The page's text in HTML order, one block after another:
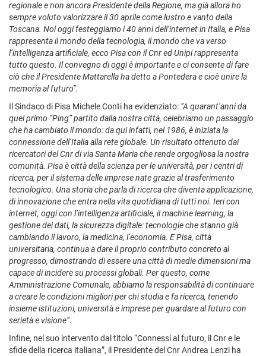
regionale e non ancora Presidente della Regione, ma già allora ho
sempre voluto valorizzare il 30 aprile come lustro e vanto della
Toscana. Noi oggi festeggiamo i 40 anni dell’internet in Italia, e Pisa
rappresenta il mondo della tecnologia, il mondo che va verso
l’intelligenza artificiale, ecco Pisa con il Cnr ed Unipi rappresenta
tutto questo. Il convegno di oggi è importante e ci consente di fare
ciò che il Presidente Mattarella ha detto a Pontedera e cioè unire la
memoria al futuro”.
Il Sindaco di Pisa Michele Conti ha evidenziato: “A quarant’anni da
quel primo “Ping” partito dalla nostra città, celebriamo un passaggio
che ha cambiato il mondo: da qui infatti, nel 1986, è iniziata la
connessione dell’Italia alla rete globale. Un risultato ottenuto dai
ricercatori del Cnr di via Santa Maria che rende orgogliosa la nostra
comunità. Pisa è città della scienza per le università, per i centri di
ricerca, per il sistema delle imprese nate grazie al trasferimento
tecnologico. Una storia che parla di ricerca che diventa applicazione,
di innovazione che entra nella vita quotidiana di tutti noi. Ieri con
internet, oggi con l’intelligenza artificiale, il machine learning, la
gestione dei dati, la sicurezza digitale: tecnologie che stanno già
cambiando il lavoro, la medicina, l’economia. E Pisa, città
universitaria, continua a dare il proprio contributo concreto al
progresso, dimostrando di essere una città di medie dimensioni ma
capace di incidere su processi globali. Per questo, come
Amministrazione Comunale, abbiamo la responsabilità di continuare
a creare le condizioni migliori per chi studia e fa ricerca, tenendo
insieme istituzioni, università e imprese per guardare al futuro con
serietà e visione”.
Infine, nel suo intervento dal titolo “Connessi al futuro, il Cnr e le
sfide della ricerca italiana”, il Presidente del Cnr Andrea Lenzi ha